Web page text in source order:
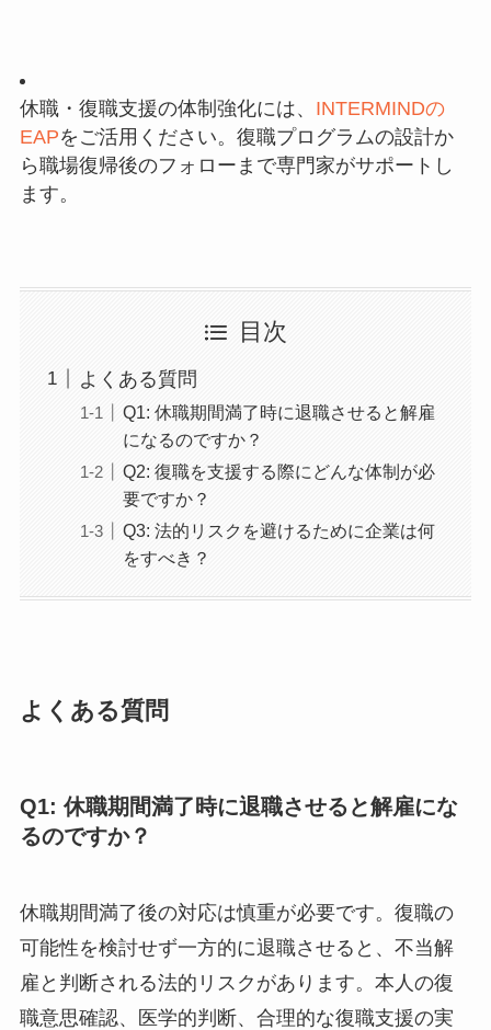
休職・復職支援の体制強化には、 INTERMINDの
EAPをご活用ください。復職プログラムの設計か
ら職場復帰後のフォローまで専門家がサポートし
ます。
目次
よくある質問
Q1: 休職期間満了時に退職させると解雇
になるのですか？
Q2: 復職を支援する際にどんな体制が必
要ですか？
Q3: 法的リスクを避けるために企業は何
をすべき？
よくある質問
Q1: 休職期間満了時に退職させると解雇にな
るのですか？
休職期間満了後の対応は慎重が必要です。復職の
可能性を検討せず一方的に退職させると、不当解
雇と判断される法的リスクがあります。本人の復
職意思確認、医学的判断、合理的な復職支援の実